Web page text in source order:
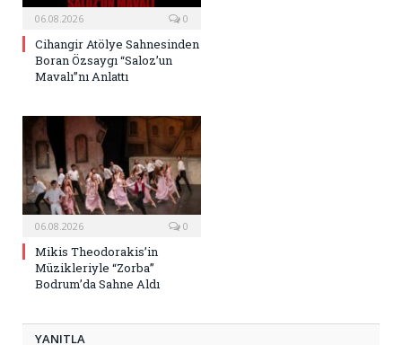
06.08.2026 0
Cihangir Atölye Sahnesinden
Boran Özsaygı “Saloz’un
Mavalı”nı Anlattı
06.08.2026 0
Mikis Theodorakis’in
Müzikleriyle “Zorba”
Bodrum’da Sahne Aldı
YANITLA